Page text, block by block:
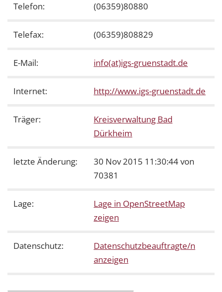
Telefon: (06359)80880
Telefax: (06359)808829
E-Mail: info(at)igs-gruenstadt.de
Internet: http://www.igs-gruenstadt.de
Träger:
Kreisverwaltung Bad
Dürkheim
letzte Änderung:
30 Nov 2015 11:30:44 von
70381
Lage:
Lage in OpenStreetMap
zeigen
Datenschutz:
Datenschutzbeauftragte/n
anzeigen